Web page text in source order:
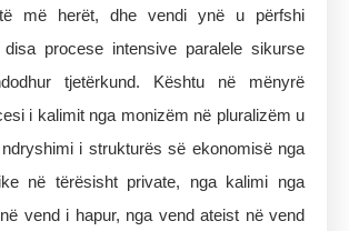
më herët, dhe vendi ynë u përfshi
disa procese intensive paralele sikurse
tjetërkund. Kështu në mënyrë
i kalimit nga monizëm në pluralizëm u
i strukturës së ekonomisë nga
në tërësisht private, nga kalimi nga
vend i hapur, nga vend ateist në vend